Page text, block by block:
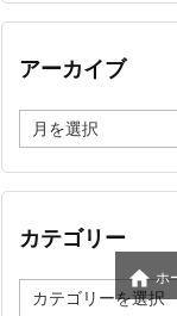
アーカイブ
ー
イ
カテゴリー
テ
 ホ